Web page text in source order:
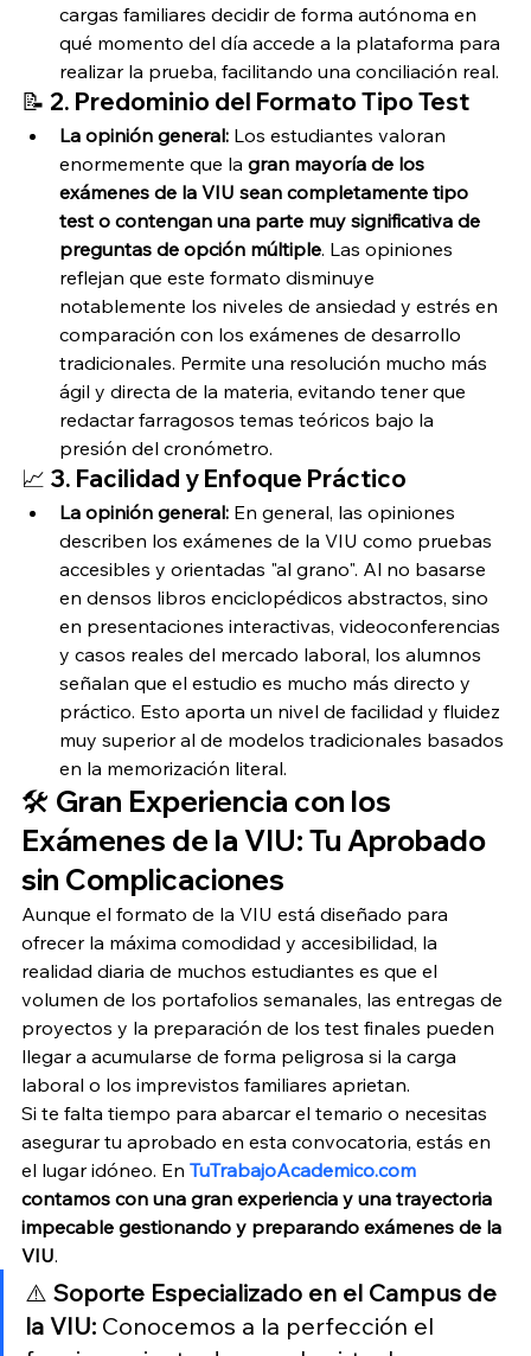
cargas familiares decidir de forma autónoma en
qué momento del día accede a la plataforma para
realizar la prueba, facilitando una conciliación real.
📝 2. Predominio del Formato Tipo Test
La opinión general: Los estudiantes valoran
enormemente que la gran mayoría de los
exámenes de la VIU sean completamente tipo
test o contengan una parte muy significativa de
preguntas de opción múltiple. Las opiniones
reflejan que este formato disminuye
notablemente los niveles de ansiedad y estrés en
comparación con los exámenes de desarrollo
tradicionales. Permite una resolución mucho más
ágil y directa de la materia, evitando tener que
redactar farragosos temas teóricos bajo la
presión del cronómetro.
📈 3. Facilidad y Enfoque Práctico
La opinión general: En general, las opiniones
describen los exámenes de la VIU como pruebas
accesibles y orientadas "al grano". Al no basarse
en densos libros enciclopédicos abstractos, sino
en presentaciones interactivas, videoconferencias
y casos reales del mercado laboral, los alumnos
señalan que el estudio es mucho más directo y
práctico. Esto aporta un nivel de facilidad y fluidez
muy superior al de modelos tradicionales basados
en la memorización literal.
🛠️ Gran Experiencia con los
Exámenes de la VIU: Tu Aprobado
sin Complicaciones
Aunque el formato de la VIU está diseñado para
ofrecer la máxima comodidad y accesibilidad, la
realidad diaria de muchos estudiantes es que el
volumen de los portafolios semanales, las entregas de
proyectos y la preparación de los test finales pueden
llegar a acumularse de forma peligrosa si la carga
laboral o los imprevistos familiares aprietan.
Si te falta tiempo para abarcar el temario o necesitas
asegurar tu aprobado en esta convocatoria, estás en
el lugar idóneo. En TuTrabajoAcademico.com
contamos con una gran experiencia y una trayectoria
impecable gestionando y preparando exámenes de la
VIU.
⚠️ Soporte Especializado en el Campus de
la VIU: Conocemos a la perfección el